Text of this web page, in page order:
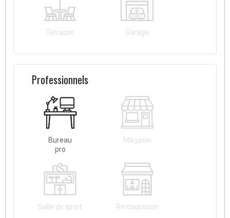
Terrasse Garage
Professionnels
Bureau
pro
Magasin
Salle de sport Restauration